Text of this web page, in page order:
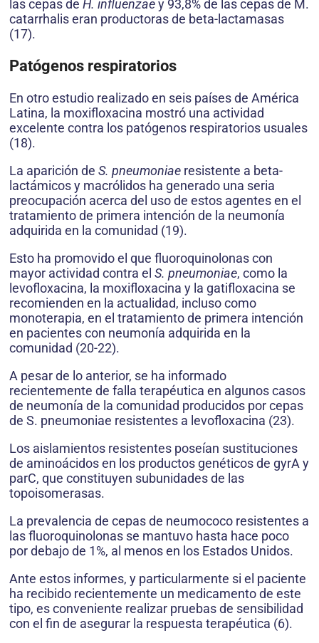
las cepas de H. influenzaey 93,8% de las cepas de M.
catarrhalis eran productoras de beta-lactamasas
(17).
Patógenos respiratorios
En otro estudio realizado en seis países de América
Latina, la moxifloxacina mostró una actividad
excelente contra los patógenos respiratorios usuales
(18).
La aparición de S. pneumoniae resistente a beta-
lactámicos y macrólidos ha generado una seria
preocupación acerca del uso de estos agentes en el
tratamiento de primera intención de la neumonía
adquirida en la comunidad (19).
Esto ha promovido el que fluoroquinolonas con
mayor actividad contra el S. pneumoniae, como la
levofloxacina, la moxifloxacina y la gatifloxacina se
recomienden en la actualidad, incluso como
monoterapia, en el tratamiento de primera intención
en pacientes con neumonía adquirida en la
comunidad (20-22).
A pesar de lo anterior, se ha informado
recientemente de falla terapéutica en algunos casos
de neumonía de la comunidad producidos por cepas
de S. pneumoniae resistentes a levofloxacina (23).
Los aislamientos resistentes poseían sustituciones
de aminoácidos en los productos genéticos de gyrA y
parC, que constituyen subunidades de las
topoisomerasas.
La prevalencia de cepas de neumococo resistentes a
las fluoroquinolonas se mantuvo hasta hace poco
por debajo de 1%, al menos en los Estados Unidos.
Ante estos informes, y particularmente si el paciente
ha recibido recientemente un medicamento de este
tipo, es conveniente realizar pruebas de sensibilidad
con el fin de asegurar la respuesta terapéutica (6).